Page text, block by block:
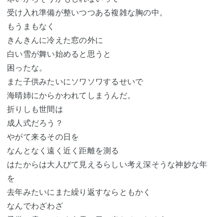
受け入れ準備が整いつつある複雑な胸の中。
もうまもなく
きんきんに冷えた窓の外に
白い雪が舞い始めると思うと
困ったな。
また子供みたいにソワソワするせいで
海晴姉にからかわれてしまうんだ。
折りしも世間は
成人式だろう？
やがて来るその日を
なんとなく遠く近く距離を測る
はたからは大人びて見えるらしい考え深そうな神妙な年
を
去年みたいにまた繰り返すならともかく
なんでわざわざ